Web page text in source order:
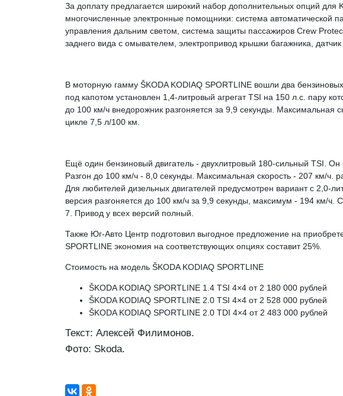
За доплату предлагается широкий набор дополнительных опций для
многочисленные электронные помощники: система автоматической
управления дальним светом, система защиты пассажиров Crew
заднего вида с омывателем, электропривод крышки багажника, датчик
В моторную гамму ŠKODA KODIAQ SPORTLINE вошли два
под капотом установлен 1,4-литровый агрегат TSI на 150 л.с. пару
до 100 км/ч внедорожник разгоняется за 9,9 секунды. Максимальная
цикле 7,5 л/100 км.
Ещё один бензиновый двигатель - двухлитровый 180-сильный TSI. Он
Разгон до 100 км/ч - 8,0 секунды. Максимальная скорость - 207 км/ч.
Для любителей дизельных двигателей предусмотрен вариант с 2,0-
версия разгоняется до 100 км/ч за 9,9 секунды, максимум - 194 км/ч.
7. Привод у всех версий полный.
Также Юг-Авто Центр подготовил выгодное предложение на
SPORTLINE экономия на соответствующих опциях составит 25%.
Стоимость на модель ŠKODA KODIAQ SPORTLINE
ŠKODA KODIAQ SPORTLINE 1.4 TSI 4×4 от 2 180 000 рублей
ŠKODA KODIAQ SPORTLINE 2.0 TSI 4×4 от 2 528 000 рублей
ŠKODA KODIAQ SPORTLINE 2.0 TDI 4×4 от 2 483 000 рублей
Текст: Алексей Филимонов.
Фото: Skoda.